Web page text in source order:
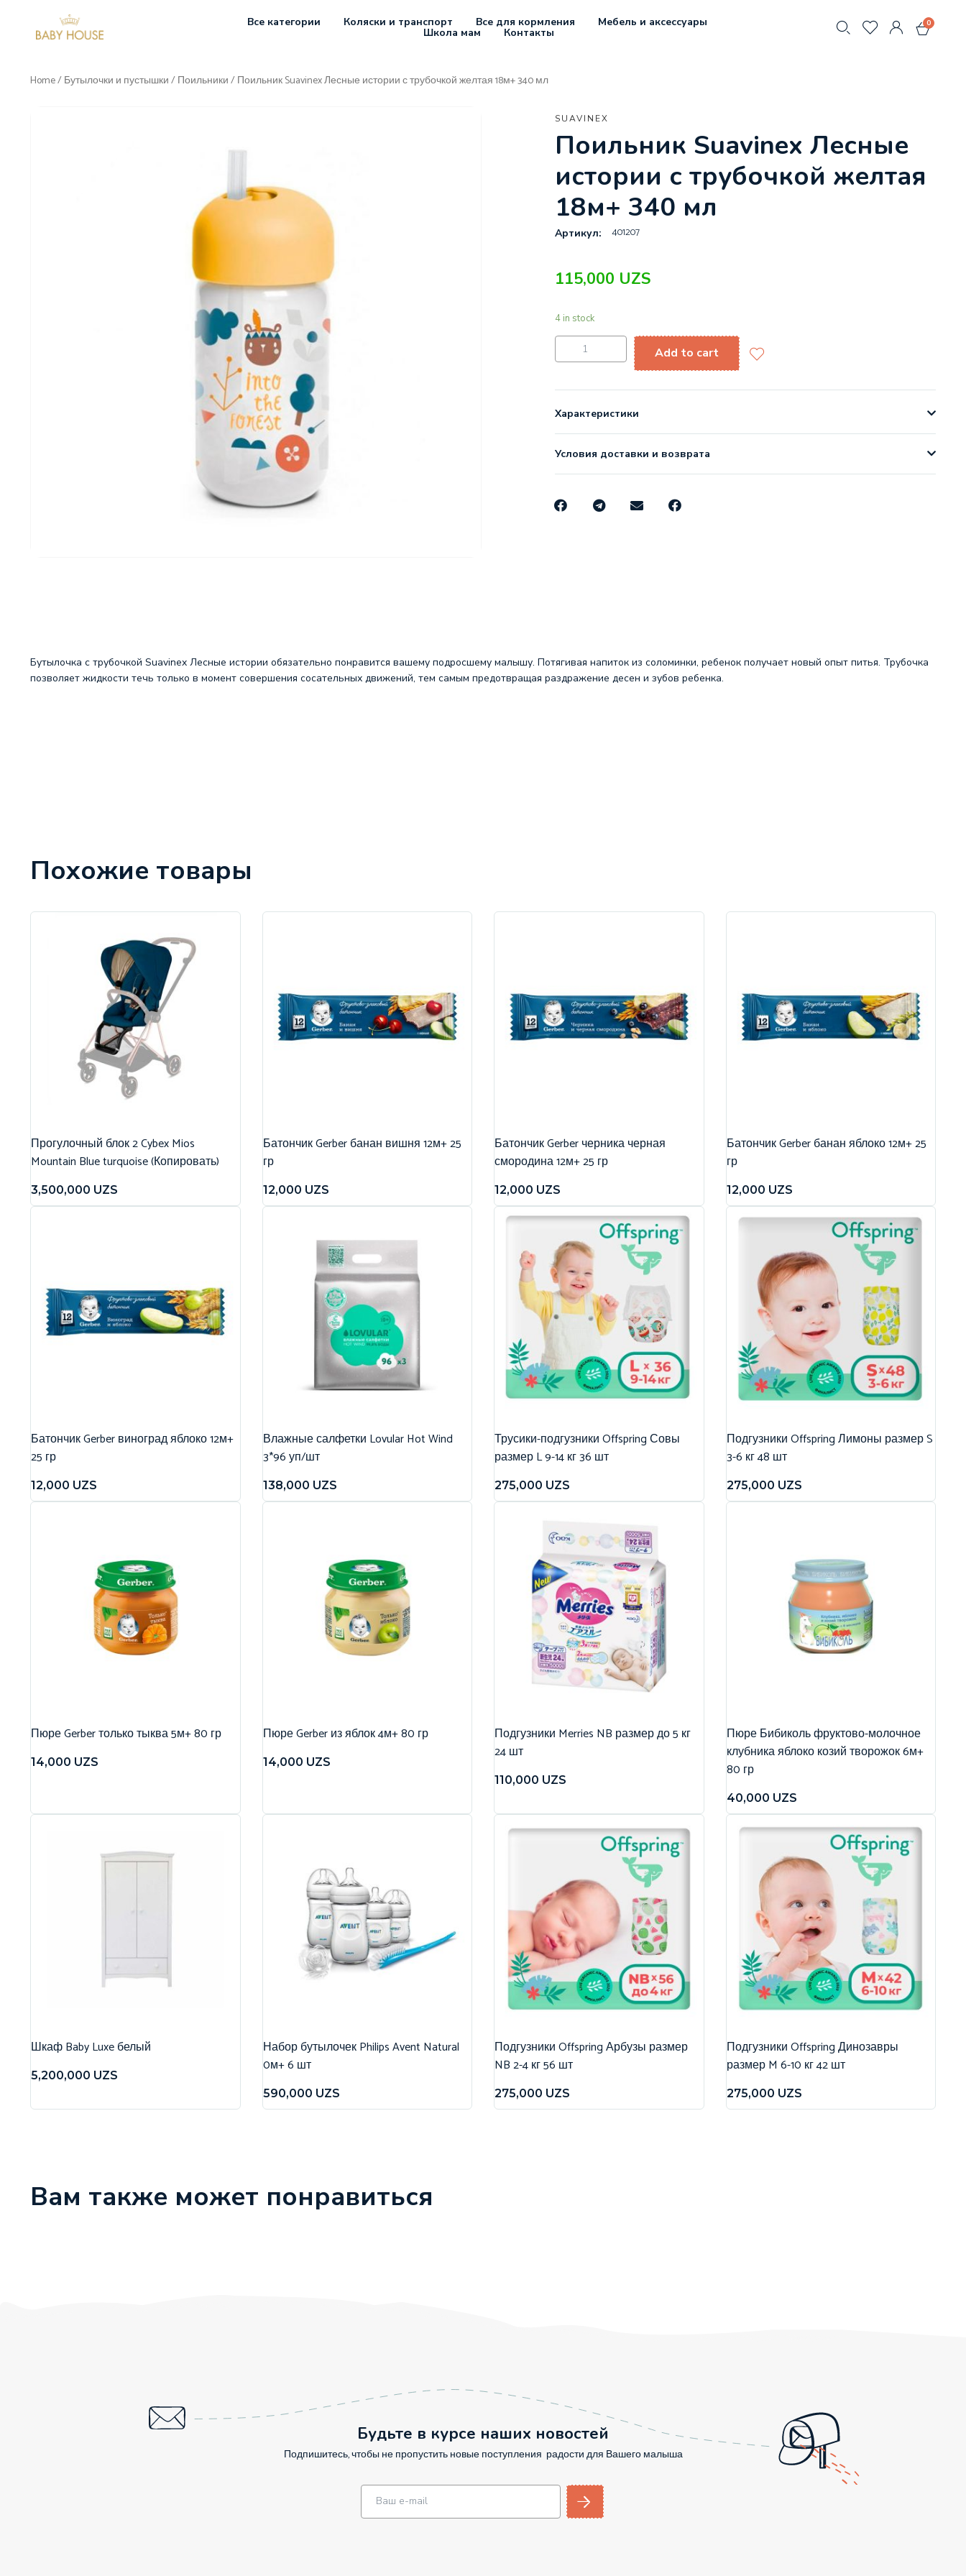
Все категории Коляски и транспорт Все для кормления Мебель и аксессуары
Школа мам Контакты
0
Home/Бутылочки и пустышки/Поильники/ Поильник Suavinex Лесные истории с трубочкой желтая 18м+ 340 мл
SUAVINEX
Поильник Suavinex Лесные
истории с трубочкой желтая
18м+ 340 мл
Артикул: 401207
115,000 UZS
4 in stock
Add to cart
Характеристики
Условия доставки и возврата
Бутылочка с трубочкой Suavinex Лесные истории обязательно понравится вашему подросшему малышу. Потягивая напиток из соломинки, ребенок получает новый опыт питья. Трубочка
позволяет жидкости течь только в момент совершения сосательных движений, тем самым предотвращая раздражение десен и зубов ребенка.
Похожие товары
Прогулочный блок 2 Cybex Mios
Mountain Blue turquoise (Копировать)
3,500,000 UZS
Батончик Gerber банан вишня 12м+ 25
гр
12,000 UZS
Батончик Gerber черника черная
смородина 12м+ 25 гр
12,000 UZS
Батончик Gerber банан яблоко 12м+ 25
гр
12,000 UZS
Батончик Gerber виноград яблоко 12м+
25 гр
12,000 UZS
Влажные салфетки Lovular Hot Wind
3*96 уп/шт
138,000 UZS
Трусики-подгузники Offspring Совы
размер L 9-14 кг 36 шт
275,000 UZS
Подгузники Offspring Лимоны размер S
3-6 кг 48 шт
275,000 UZS
Пюре Gerber только тыква 5м+ 80 гр
14,000 UZS
Пюре Gerber из яблок 4м+ 80 гр
14,000 UZS
Подгузники Merries NB размер до 5 кг
24 шт
110,000 UZS
Пюре Бибиколь фруктово-молочное
клубника яблоко козий творожок 6м+
80 гр
40,000 UZS
Шкаф Baby Luxe белый
5,200,000 UZS
Набор бутылочек Philips Avent Natural
0м+ 6 шт
590,000 UZS
Подгузники Offspring Арбузы размер
NB 2-4 кг 56 шт
275,000 UZS
Подгузники Offspring Динозавры
размер M 6-10 кг 42 шт
275,000 UZS
Вам также может понравиться
Будьте в курсе наших новостей
Подпишитесь, чтобы не пропустить новые поступления радости для Вашего малыша